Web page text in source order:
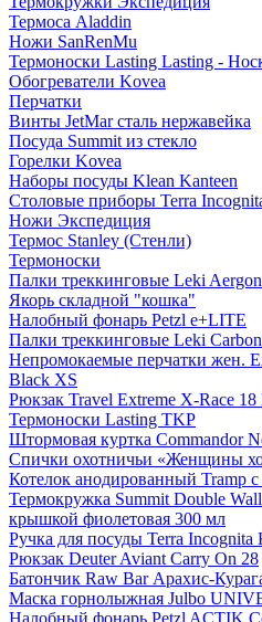
Термоса Aladdin
Ножи SanRenMu
Термоноски Lasting Lasting -
Обогреватели Kovea
Перчатки
Винты JetMar сталь нержавейка
Посуда Summit из стекло
Горелки Kovea
Наборы посуды Klean Kanteen
Столовые приборы Terra
Ножи Экспедиция
Термос Stanley (Стенли)
Термоноски
Палки треккинговые Leki
Якорь складной "кошка"
Налобный фонарь Petzl e+LITE
Палки треккинговые Leki
Непромокаемые перчатки жен.
Black XS
Рюкзак Travel Extreme X-Race 18
Термоноски Lasting TKP
Штормовая куртка Commandor
Спички охотничьи «Женщины
Котелок анодированный Tramp
Термокружка Summit Double
крышкой фиолетовая 300 мл
Ручка для посуды Terra Incognita
Рюкзак Deuter Aviant Carry On 28
Батончик Raw Bar Арахис-
Маска горнолыжная Julbo
Налобный фонарь Petzl ACTIK